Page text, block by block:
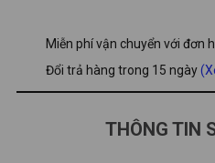
Miễn phí vận chuyển với đơn
Đổi trả hàng trong 15 ngày
THÔNG TIN